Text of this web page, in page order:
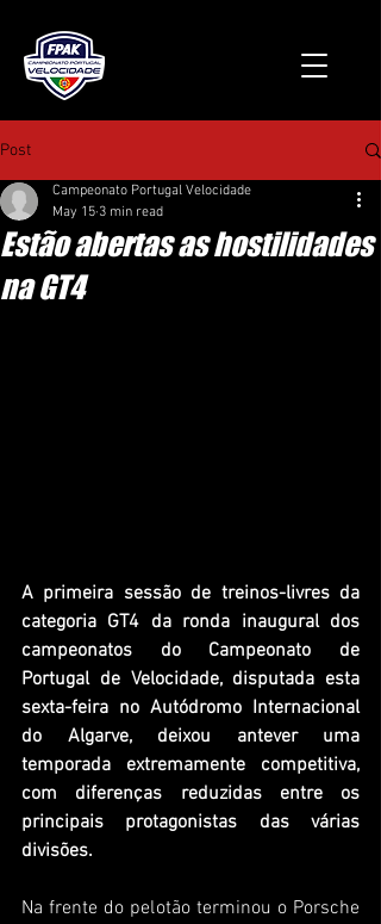
Post
Estão abertas as hostilidades
na GT4
Campeonato Portugal Velocidade
May 15 3 min read
A primeira sessão de treinos-livres da
categoria GT4 da ronda inaugural dos
campeonatos do Campeonato de
Portugal de Velocidade, disputada esta
sexta-feira no Autódromo Internacional
do Algarve, deixou antever uma
temporada extremamente competitiva,
com diferenças reduzidas entre os
principais protagonistas das várias
divisões.
Na frente do pelotão terminou o Porsche